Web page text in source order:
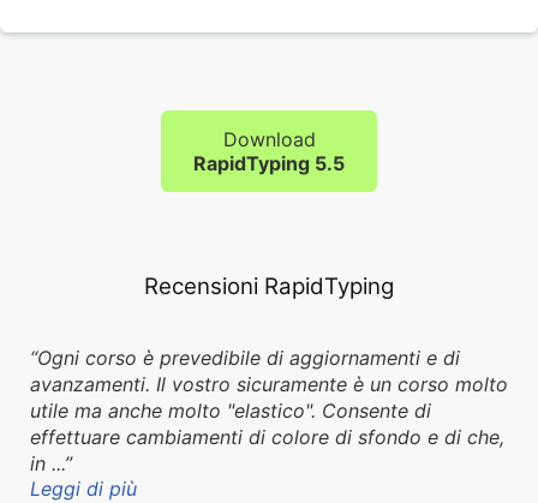
Download
RapidTyping 5.5
Recensioni RapidTyping
Ogni corso è prevedibile di aggiornamenti e di
avanzamenti. Il vostro sicuramente è un corso molto
utile ma anche molto "elastico". Consente di
effettuare cambiamenti di colore di sfondo e di che,
in ...
Leggi di più